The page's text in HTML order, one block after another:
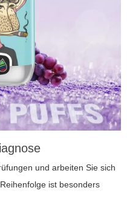
und arbeiten Sie sich
ist besonders